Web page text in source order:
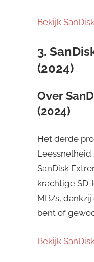
Bekijk
3.
(2024)
Over
(2024)
Het derde
Leessnelheid
SanDisk
krachtige
MB/s,
bent of
Bekijk